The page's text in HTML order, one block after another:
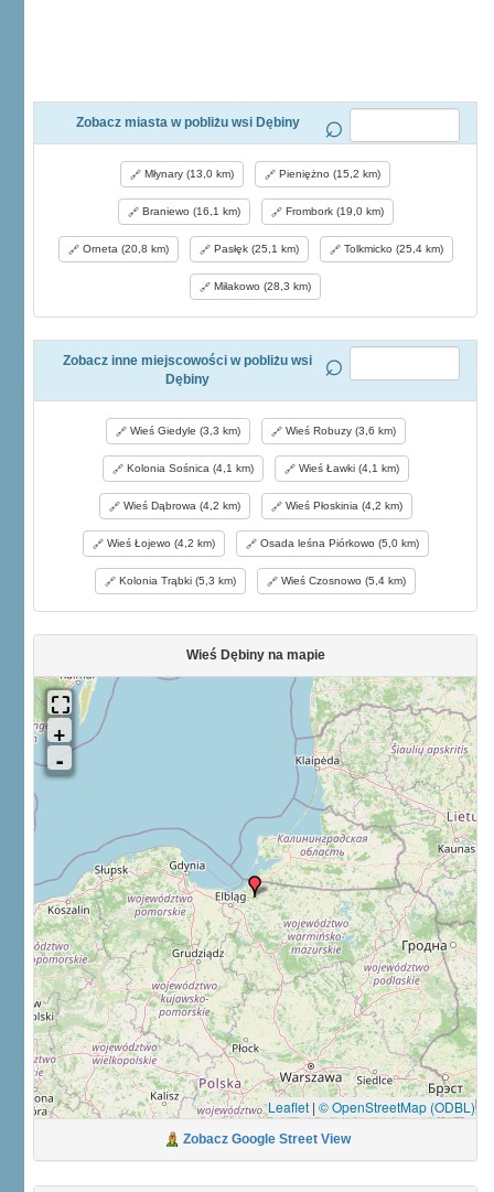
Zobacz miasta w pobliżu wsi Dębiny
Młynary (13,0 km) Pieniężno (15,2 km)
Braniewo (16,1 km) Frombork (19,0 km)
Orneta (20,8 km) Pasłęk (25,1 km) Tolkmicko (25,4 km)
Miłakowo (28,3 km)
Zobacz inne miejscowości w pobliżu wsi
Dębiny
Wieś Giedyle (3,3 km) Wieś Robuzy (3,6 km)
Kolonia Sośnica (4,1 km) Wieś Ławki (4,1 km)
Wieś Dąbrowa (4,2 km) Wieś Płoskinia (4,2 km)
Wieś Łojewo (4,2 km) Osada leśna Piórkowo (5,0 km)
Kolonia Trąbki (5,3 km) Wieś Czosnowo (5,4 km)
Wieś Dębiny na mapie
Leaflet | © OpenStreetMap (ODBL)
Zobacz Google Street View